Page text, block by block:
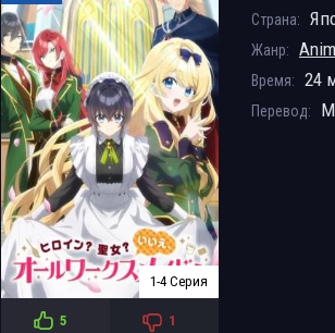
1-4 Серия
5 1
Страна:
Жанр:
Время: 24
Перевод: